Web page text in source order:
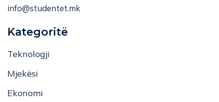
info@studentet.mk
Kategoritë
Teknologji
Mjekësi
Ekonomi